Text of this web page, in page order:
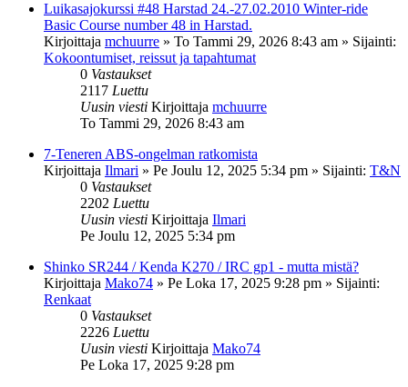
Luikasajokurssi #48 Harstad 24.-27.02.2010 Winter-ride
Basic Course number 48 in Harstad.
Kirjoittaja mchuurre » To Tammi 29, 2026 8:43 am » Sijainti:
Kokoontumiset, reissut ja tapahtumat
0 Vastaukset
2117 Luettu
Uusin viesti Kirjoittaja mchuurre
To Tammi 29, 2026 8:43 am
7-Teneren ABS-ongelman ratkomista
Kirjoittaja Ilmari » Pe Joulu 12, 2025 5:34 pm » Sijainti: T&N
0 Vastaukset
2202 Luettu
Uusin viesti Kirjoittaja Ilmari
Pe Joulu 12, 2025 5:34 pm
Shinko SR244 / Kenda K270 / IRC gp1 - mutta mistä?
Kirjoittaja Mako74 » Pe Loka 17, 2025 9:28 pm » Sijainti:
Renkaat
0 Vastaukset
2226 Luettu
Uusin viesti Kirjoittaja Mako74
Pe Loka 17, 2025 9:28 pm